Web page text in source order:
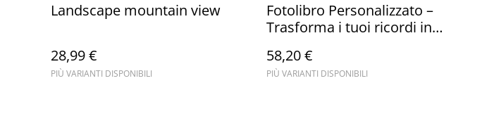
Landscape mountain view
28,99 €
PIÙ VARIANTI DISPONIBILI
Fotolibro Personalizzato –
Trasforma i tuoi ricordi in
58,20 €
PIÙ VARIANTI DISPONIBILI